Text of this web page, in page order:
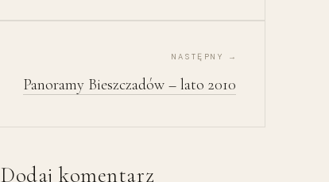
NASTĘPNY →
Panoramy Bieszczadów – lato 2010
Dodaj komentarz